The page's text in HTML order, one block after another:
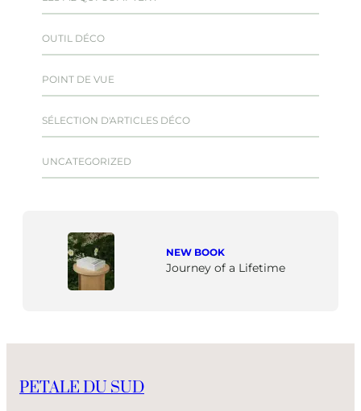
OUTIL DÉCO
POINT DE VUE
SÉLECTION D'ARTICLES DÉCO
UNCATEGORIZED
NEW BOOK
Journey of a Lifetime
PETALE DU SUD